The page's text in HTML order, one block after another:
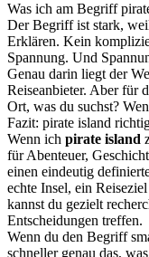
Was ich am Begriff
Der Begriff ist stark,
Erklären. Kein
Spannung. Und
Genau darin liegt der
Reiseanbieter. Aber für
Ort, was du suchst?
Fazit: pirate island
Wenn ich pirate island
für Abenteuer,
einen eindeutig
echte Insel, ein
kannst du gezielt
Entscheidungen treffen.
Wenn du den Begriff
schneller genau das,